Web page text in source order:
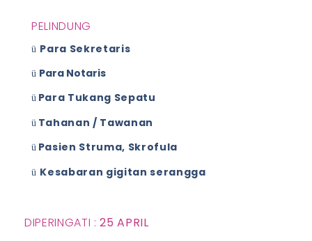
PELINDUNG
ü Para Sekretaris
ü Para Notaris
ü Para Tukang Sepatu
ü Tahanan / Tawanan
ü Pasien Struma, Skrofula
ü Kesabaran gigitan serangga
DIPERINGATI :25 APRIL